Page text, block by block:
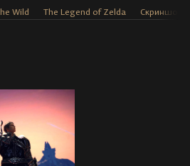
Wild The Legend of Zelda Скриншоты